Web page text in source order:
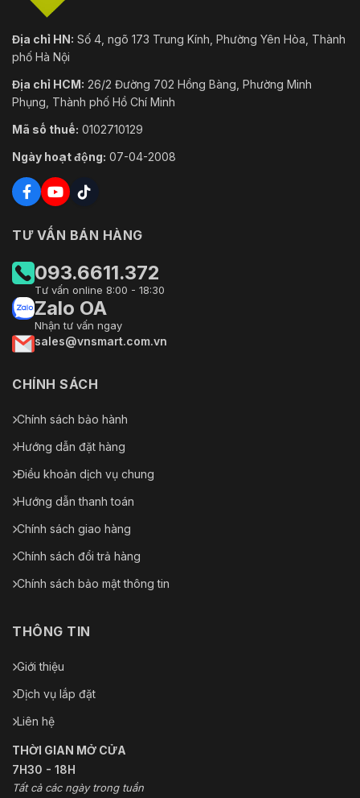
Địa chỉ HN: Số 4, ngõ 173 Trung Kính, Phường Yên Hòa, Thành
phố Hà Nội
Địa chỉ HCM: 26/2 Đường 702 Hồng Bàng, Phường Minh
Phụng, Thành phố Hồ Chí Minh
Mã số thuế: 0102710129
Ngày hoạt động: 07-04-2008
TƯ VẤN BÁN HÀNG
093.6611.372
Tư vấn online 8:00 - 18:30
Zalo OA
Nhận tư vấn ngay
sales@vnsmart.com.vn
CHÍNH SÁCH
Chính sách bảo hành
Hướng dẫn đặt hàng
Điều khoản dịch vụ chung
Hướng dẫn thanh toán
Chính sách giao hàng
Chính sách đổi trả hàng
Chính sách bảo mật thông tin
THÔNG TIN
Giới thiệu
Dịch vụ lắp đặt
Liên hệ
THỜI GIAN MỞ CỬA
7H30 - 18H
Tất cả các ngày trong tuần